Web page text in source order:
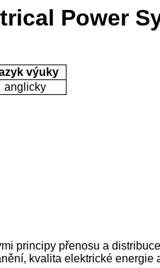
Power
výuky
anglicky
principy přenosu a
kvalita elektrické